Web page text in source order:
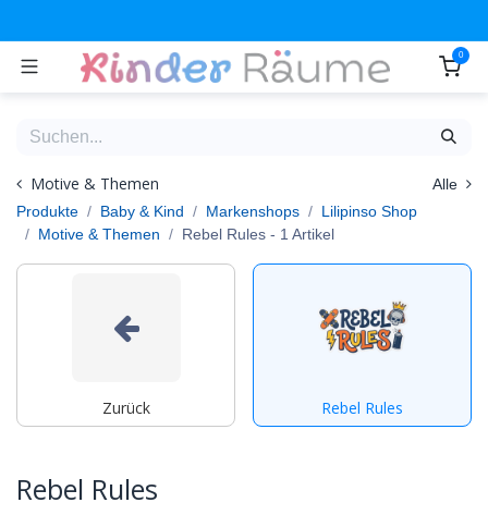
0
Motive & Themen
Alle
Produkte
Baby & Kind Markenshops
Lilipinso Shop
Motive & Themen
Rebel Rules - 1 Artikel
Zurück Rebel Rules
Rebel Rules